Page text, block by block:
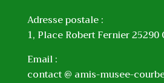
Adresse postale :
1, Place Robert Fernier 25290
Email :
contact @ amis-musee-